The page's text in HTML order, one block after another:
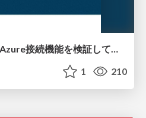
AWS DevOps AgentのAzure接続機能を検証して見えた活用法／Use Cases Verified for the AWS DevOps Agent's Azure Connectivity Feature
1 210